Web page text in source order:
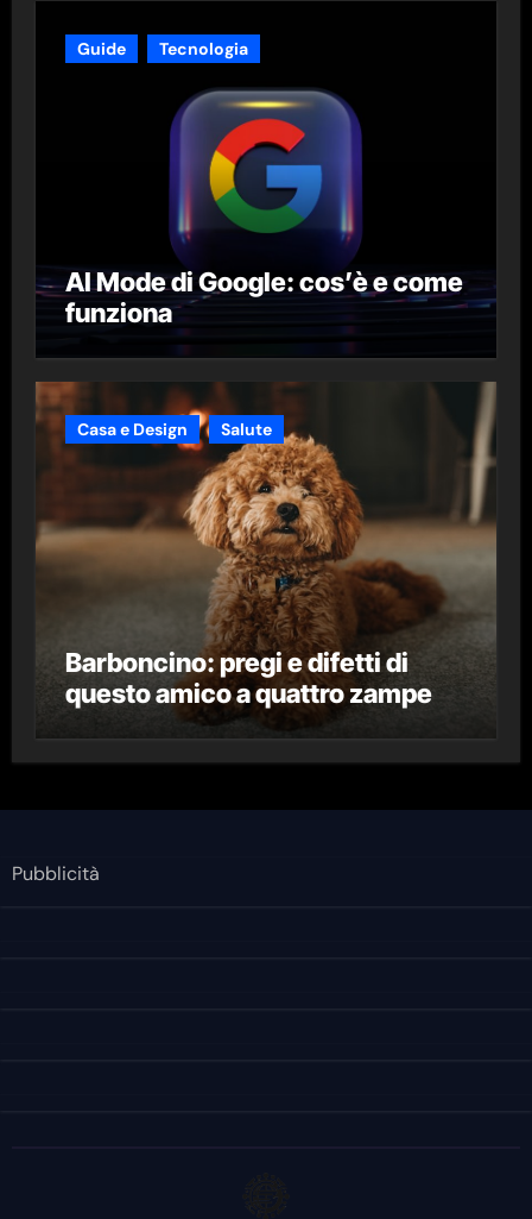
Guide Tecnologia
AI Mode di Google: cos’è e come
funziona
Casa e Design Salute
Barboncino: pregi e difetti di
questo amico a quattro zampe
Pubblicità